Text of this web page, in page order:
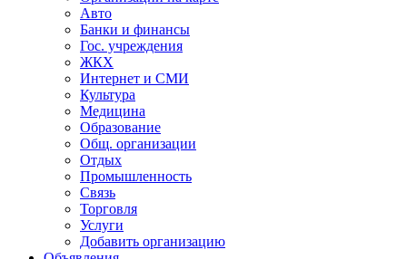
Авто
Банки и финансы
Гос. учреждения
ЖКХ
Интернет и СМИ
Культура
Медицина
Образование
Общ. организации
Отдых
Промышленность
Связь
Торговля
Услуги
Добавить организацию